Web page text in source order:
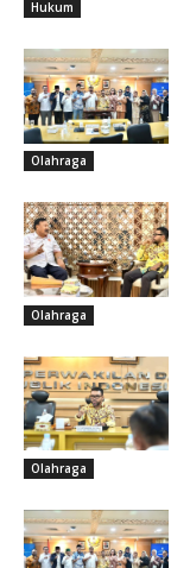
Hukum
Olahraga
Olahraga
Olahraga